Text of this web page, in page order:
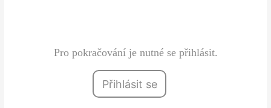
Pro pokračování je nutné se přihlásit.
Přihlásit se